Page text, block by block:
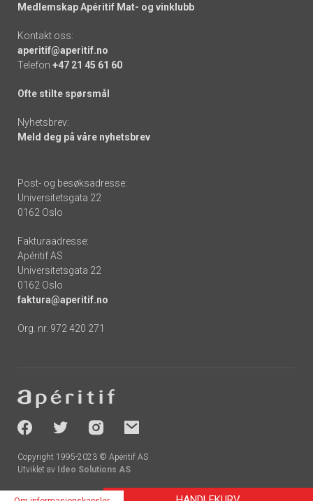
Medlemskap Apéritif Mat- og vinklubb
Kontakt oss:
aperitif@aperitif.no
Telefon +47 21 45 61 60
Ofte stilte spørsmål
Nyhetsbrev:
Meld deg på våre nyhetsbrev
Post- og besøksadresse:
Universitetsgata 22
0162 Oslo
Fakturaadresse:
Apéritif AS
Universitetsgata 22
0162 Oslo
faktura@aperitif.no
Org. nr. 972 420 271
-
socials
Copyright 1995-2023 © Apéritif AS
Utviklet av Ideo Solutions AS